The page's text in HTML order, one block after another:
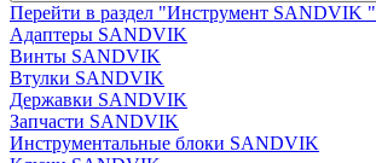
Перейти в раздел "Инструмент SANDVIK "
Адаптеры SANDVIK
Винты SANDVIK
Втулки SANDVIK
Державки SANDVIK
Запчасти SANDVIK
Инструментальные блоки SANDVIK